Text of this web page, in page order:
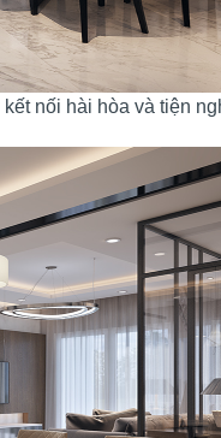
nối hài hòa và tiện